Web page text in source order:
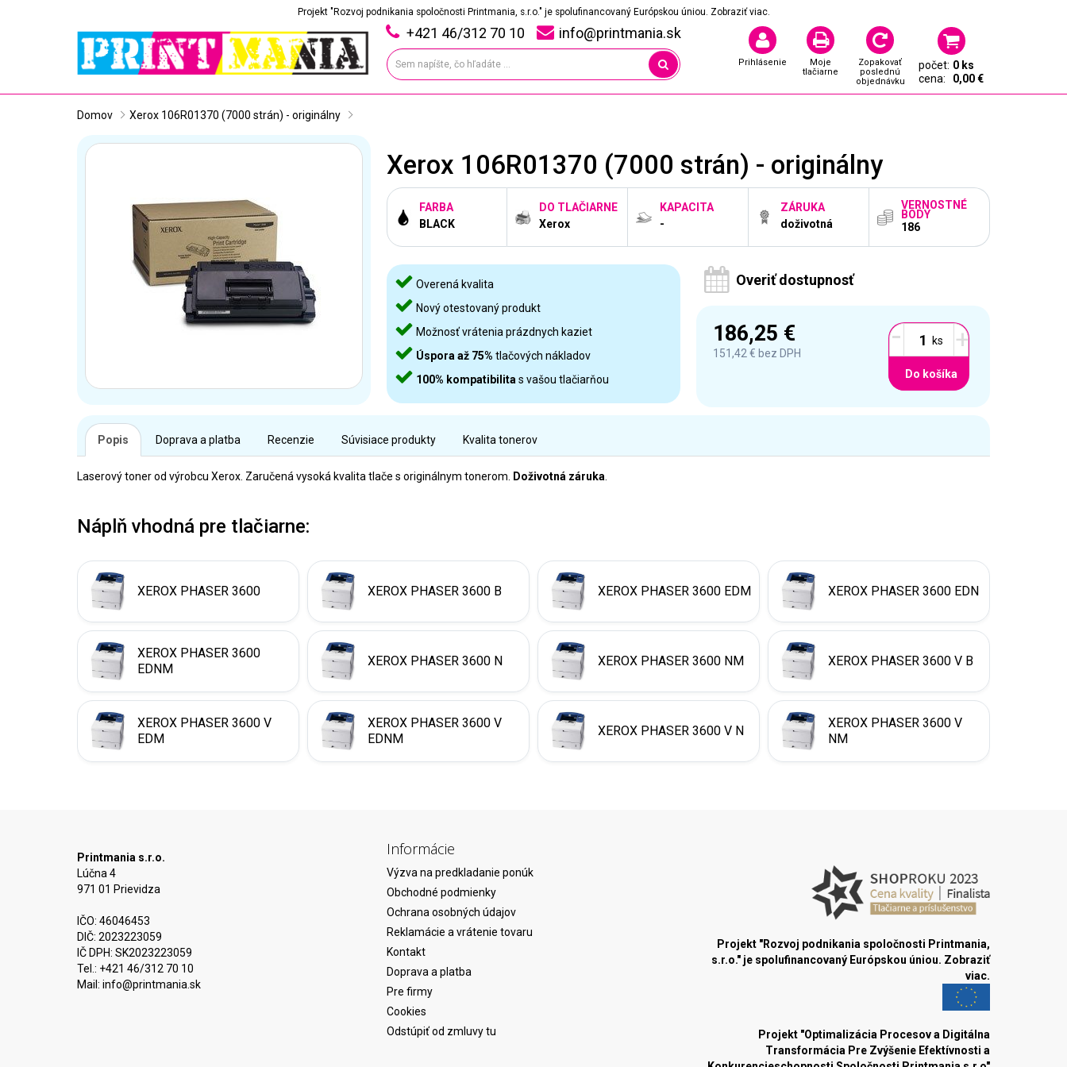
Projekt "Rozvoj podnikania spoločnosti Printmania, s.r.o." je spolufinancovaný Európskou úniou. Zobraziť viac.
+421 46/312 70 10 info@printmania.sk
Prihlásenie
Moje
tlačiarne
Zopakovať
poslednú
objednávku
počet: 0 ks
cena:
0,00 €
Domov Xerox 106R01370 (7000 strán) - originálny
Xerox 106R01370 (7000 strán) - originálny
FARBA
BLACK
DO TLAČIARNE
Xerox
KAPACITA
-
ZÁRUKA
doživotná
VERNOSTNÉ
BODY
186
Overená kvalita
Nový otestovaný produkt
Možnosť vrátenia prázdnych kaziet
Úspora až 75% tlačových nákladov
100% kompatibilita s vašou tlačiarňou
Overiť dostupnosť
186,25 €
151,42 € bez DPH - +
Do košíka
Popis Doprava a platba Recenzie Súvisiace produkty Kvalita tonerov
Laserový toner od výrobcu Xerox. Zaručená vysoká kvalita tlače s originálnym tonerom. Doživotná záruka
Náplň vhodná pre tlačiarne:
XEROX PHASER 3600 XEROX PHASER 3600 B XEROX PHASER 3600 EDM XEROX PHASER 3600 EDN
XEROX PHASER 3600
EDNM
XEROX PHASER 3600 N XEROX PHASER 3600 NM XEROX PHASER 3600 V B
XEROX PHASER 3600 V
EDM
XEROX PHASER 3600 V
EDNM
XEROX PHASER 3600 V N
XEROX PHASER 3600 V
NM
Printmania s.r.o.
Lúčna 4
971 01 Prievidza
IČO: 46046453
DIČ: 2023223059
IČ DPH: SK2023223059
Tel.: +421 46/312 70 10
Mail: info@printmania.sk
Informácie
Výzva na predkladanie ponúk
Obchodné podmienky
Ochrana osobných údajov
Reklamácie a vrátenie tovaru
Kontakt
Doprava a platba
Pre firmy
Cookies
Odstúpiť od zmluvy tu
Projekt "Rozvoj podnikania spoločnosti Printmania,
s.r.o." je spolufinancovaný Európskou úniou. Zobraziť
viac.
Projekt "Optimalizácia Procesov a Digitálna
Transformácia Pre Zvýšenie Efektívnosti a